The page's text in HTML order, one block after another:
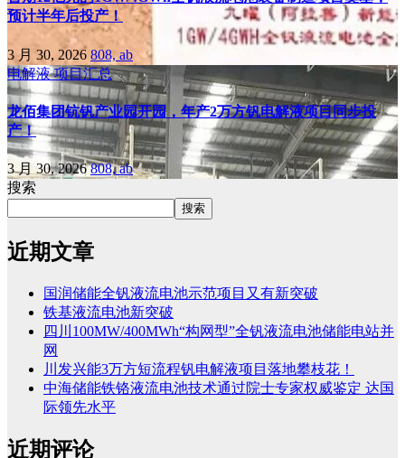
预计半年后投产！
3 月 30, 2026 808, ab
电解液项目汇总
龙佰集团钪钒产业园开园，年产2万方钒电解液项目同步投
产！
3 月 30, 2026808, ab
搜索
搜索
近期文章
国润储能全钒液流电池示范项目又有新突破
铁基液流电池新突破
四川100MW/400MWh“构网型”全钒液流电池储能电站并
网
川发兴能3万方短流程钒电解液项目落地攀枝花！
中海储能铁铬液流电池技术通过院士专家权威鉴定 达国
际领先水平
近期评论